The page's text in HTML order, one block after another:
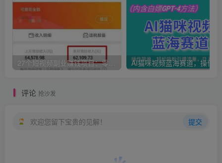
27个短视频副业赚钱项目：零基础、零成本、零风险，普通人可复制的暴利变现攻略
评论 抢沙发
欢迎您留下宝贵的见解！ 提交